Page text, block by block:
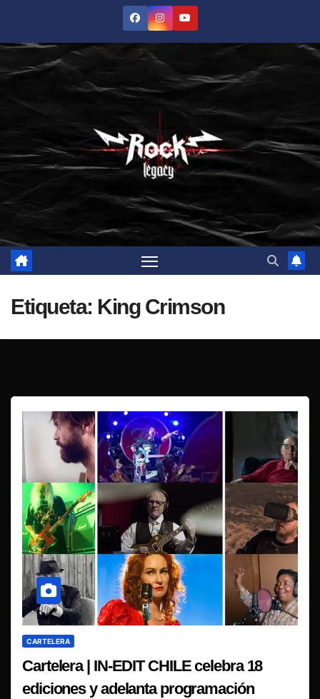
contenido
Etiqueta: King Crimson
CARTELERA
Cartelera | IN-EDIT CHILE celebra 18
ediciones y adelanta programación